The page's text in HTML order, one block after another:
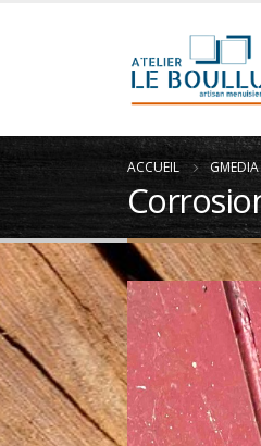
ACCUEIL GMEDIA